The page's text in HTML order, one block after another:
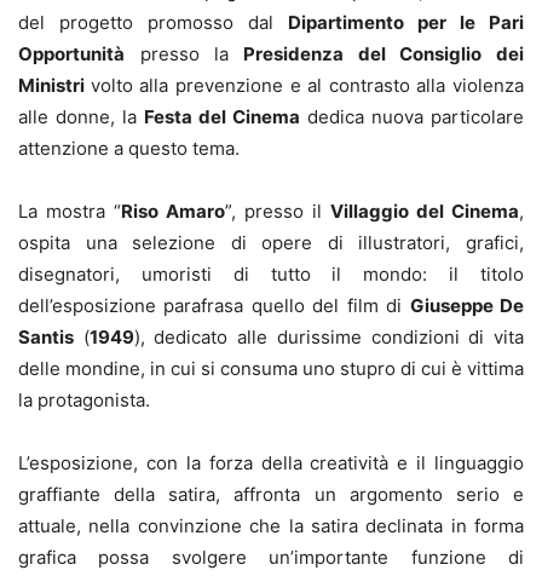
del progetto promosso dal Dipartimento per le Pari
Opportunità presso la Presidenza del Consiglio dei
Ministri volto alla prevenzione e al contrasto alla violenza
alle donne, la Festa del Cinema dedica nuova particolare
attenzione a questo tema.
La mostra “Riso Amaro”, presso il Villaggio del Cinema,
ospita una selezione di opere di illustratori, grafici,
disegnatori, umoristi di tutto il mondo: il titolo
dell’esposizione parafrasa quello del film di Giuseppe De
Santis (1949), dedicato alle durissime condizioni di vita
delle mondine, in cui si consuma uno stupro di cui è vittima
la protagonista.
L’esposizione, con la forza della creatività e il linguaggio
graffiante della satira, affronta un argomento serio e
attuale, nella convinzione che la satira declinata in forma
grafica possa svolgere un’importante funzione di